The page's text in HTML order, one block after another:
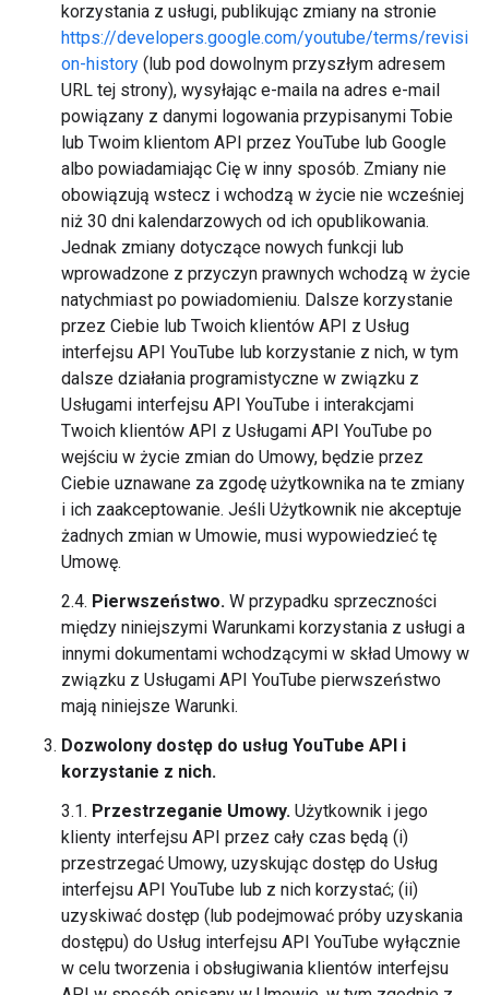
korzystania z usługi, publikując zmiany na stronie
https://developers.google.com/youtube/terms/revisi
on-history (lub pod dowolnym przyszłym adresem
URL tej strony), wysyłając e-maila na adres e-mail
powiązany z danymi logowania przypisanymi Tobie
lub Twoim klientom API przez YouTube lub Google
albo powiadamiając Cię w inny sposób. Zmiany nie
obowiązują wstecz i wchodzą w życie nie wcześniej
niż 30 dni kalendarzowych od ich opublikowania.
Jednak zmiany dotyczące nowych funkcji lub
wprowadzone z przyczyn prawnych wchodzą w życie
natychmiast po powiadomieniu. Dalsze korzystanie
przez Ciebie lub Twoich klientów API z Usług
interfejsu API YouTube lub korzystanie z nich, w tym
dalsze działania programistyczne w związku z
Usługami interfejsu API YouTube i interakcjami
Twoich klientów API z Usługami API YouTube po
wejściu w życie zmian do Umowy, będzie przez
Ciebie uznawane za zgodę użytkownika na te zmiany
i ich zaakceptowanie. Jeśli Użytkownik nie akceptuje
żadnych zmian w Umowie, musi wypowiedzieć tę
Umowę.
2.4. Pierwszeństwo. W przypadku sprzeczności
między niniejszymi Warunkami korzystania z usługi a
innymi dokumentami wchodzącymi w skład Umowy w
związku z Usługami API YouTube pierwszeństwo
mają niniejsze Warunki.
Dozwolony dostęp do usług YouTube API i
korzystanie z nich.
3.1. Przestrzeganie Umowy. Użytkownik i jego
klienty interfejsu API przez cały czas będą (i)
przestrzegać Umowy, uzyskując dostęp do Usług
interfejsu API YouTube lub z nich korzystać; (ii)
uzyskiwać dostęp (lub podejmować próby uzyskania
dostępu) do Usług interfejsu API YouTube wyłącznie
w celu tworzenia i obsługiwania klientów interfejsu